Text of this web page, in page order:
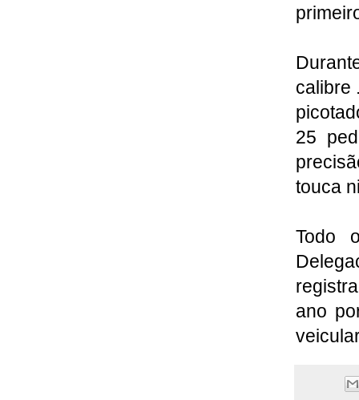
calibre
25
touca
Todo
ano